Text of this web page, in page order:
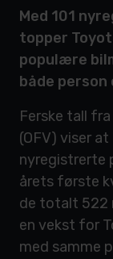
Med 101
topper
populære
både person
Ferske tall
(OFV) viser
nyregistrerte
årets første
de totalt 522
en vekst for
med samme